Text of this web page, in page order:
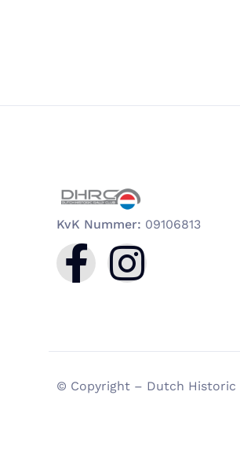
KvK Nummer: 09106813
© Copyright – Dutch Historic